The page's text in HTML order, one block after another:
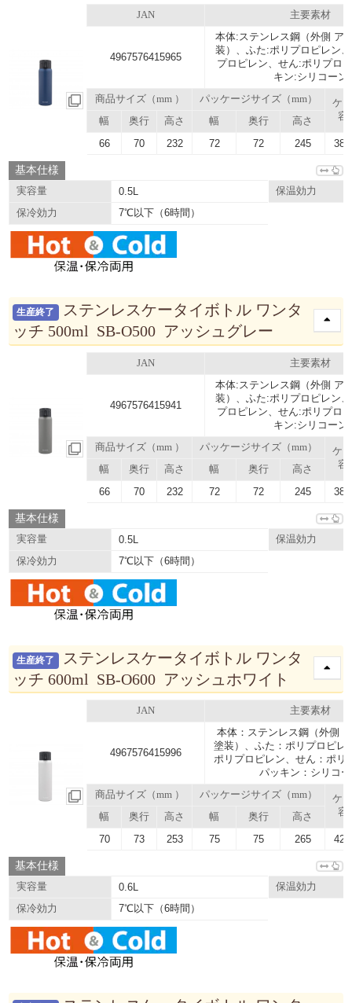
JAN 主要素材
4967576415965
本体:ステンレス鋼（外側 ア
装）、ふた:ポリプロピレン
プロピレン、せん:ポリプロ
キン:シリコーン
商品サイズ（mm ） パッケージサイズ（mm）
ケ
容
幅 奥行 高さ 幅 奥行 高さ
66 70 232 72 72 245
基本仕様
実容量 0.5L
保温効力
保冷効力
7℃以下（6時間）
生産終了
ステンレスケータイボトル ワンタ
ッチ 500ml SB-O500 アッシュグレー
JAN 主要素材
4967576415941
本体:ステンレス鋼（外側 ア
装）、ふた:ポリプロピレン
プロピレン、せん:ポリプロ
キン:シリコーン
商品サイズ（mm ） パッケージサイズ（mm）
ケ
容
幅 奥行 高さ 幅 奥行 高さ
66 70 232 72 72 245
基本仕様
実容量 0.5L
保温効力
保冷効力
7℃以下（6時間）
生産終了
ステンレスケータイボトル ワンタ
ッチ 600ml SB-O600 アッシュホワイト
JAN 主要素材
4967576415996
本体：ステンレス鋼（外側
塗装）、ふた：ポリプロピレ
ポリプロピレン、せん：ポリ
パッキン：シリコ
商品サイズ（mm ） パッケージサイズ（mm）
ケ
容
幅 奥行 高さ 幅 奥行 高さ
70 73 253 75 75 265
基本仕様
実容量 0.6L
保温効力
保冷効力
7℃以下（6時間）